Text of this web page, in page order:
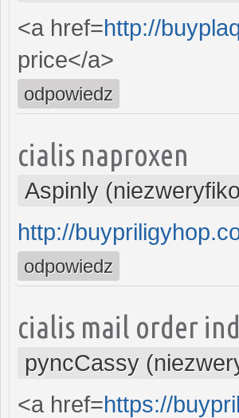
<a href=http://
price</a>
odpowiedz
cialis naproxen
Aspinly
http://
odpowiedz
cialis mail order
pyncCassy
<a href=https://